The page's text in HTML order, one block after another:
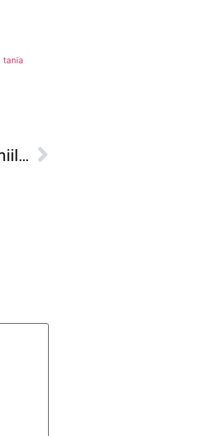
tania
Premiul Publicului TIFF și propunerea Germaniei la Premiile Oscar: ”Copilul-problemă”, acum pe ecranele din Timișoara